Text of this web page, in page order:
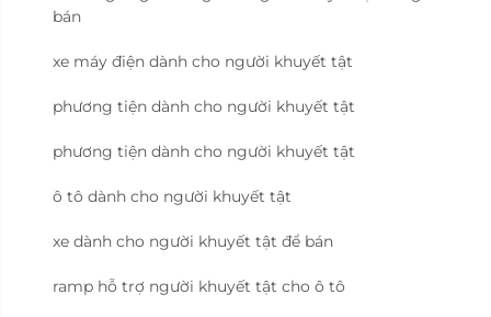
bán
xe máy điện dành cho người khuyết tật
phương tiện dành cho người khuyết tật
phương tiện dành cho người khuyết tật
ô tô dành cho người khuyết tật
xe dành cho người khuyết tật để bán
ramp hỗ trợ người khuyết tật cho ô tô